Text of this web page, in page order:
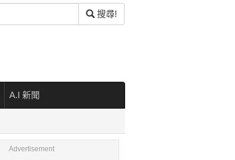
搜尋!
A.I 新聞
Advertisement